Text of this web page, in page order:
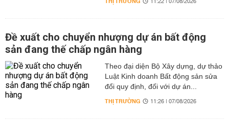
Đề xuất cho chuyển nhượng dự án bất động
sản đang thế chấp ngân hàng
Theo đại diện Bộ Xây dựng, dự thảo
Luật Kinh doanh Bất động sản sửa
đổi quy định, đối với dự án...
THỊ TRƯỜNG 11:26 | 07/08/2026